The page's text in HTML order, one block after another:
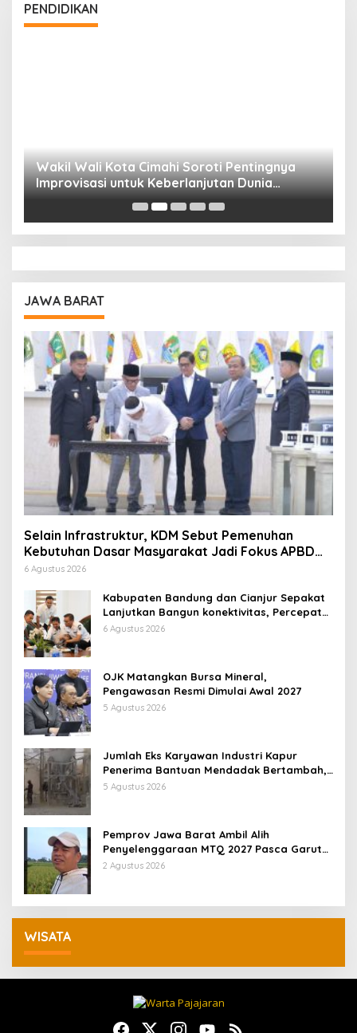
PENDIDIKAN
Wakil Wali Kota Cimahi Soroti Pentingnya
Improvisasi untuk Keberlanjutan Dunia
Pendidikan
JAWA BARAT
Selain Infrastruktur, KDM Sebut Pemenuhan
Kebutuhan Dasar Masyarakat Jadi Fokus APBD
Jabar 2027
6 Agustus 2026
Kabupaten Bandung dan Cianjur Sepakat
Lanjutkan Bangun konektivitas, Percepat
Pertumbuhan Ekonomi Daerah
6 Agustus 2026
OJK Matangkan Bursa Mineral,
Pengawasan Resmi Dimulai Awal 2027
5 Agustus 2026
Jumlah Eks Karyawan Industri Kapur
Penerima Bantuan Mendadak Bertambah,
KDM: Kita Identifikasi
5 Agustus 2026
Pemprov Jawa Barat Ambil Alih
Penyelenggaraan MTQ 2027 Pasca Garut
Mundur Jadi Tuan Rumah
2 Agustus 2026
WISATA